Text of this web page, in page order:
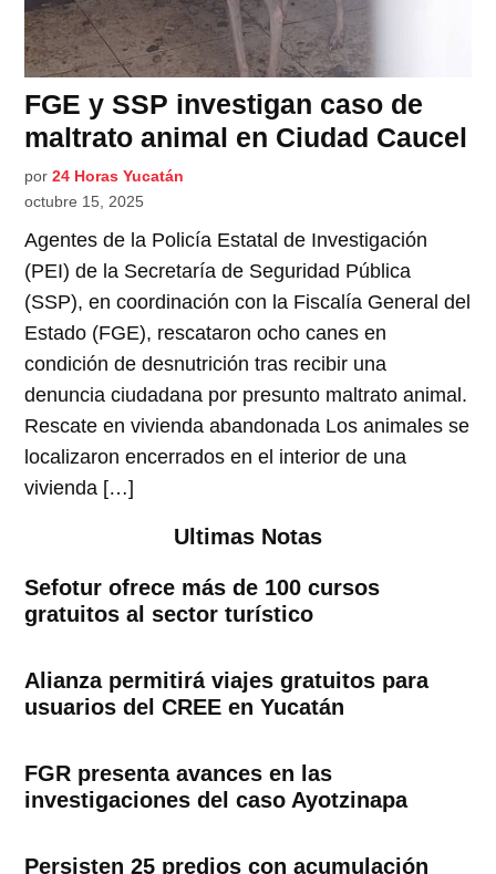
FGE y SSP investigan caso de
maltrato animal en Ciudad Caucel
por 24 Horas Yucatán
octubre 15, 2025
Agentes de la Policía Estatal de Investigación
(PEI) de la Secretaría de Seguridad Pública
(SSP), en coordinación con la Fiscalía General del
Estado (FGE), rescataron ocho canes en
condición de desnutrición tras recibir una
denuncia ciudadana por presunto maltrato animal.
Rescate en vivienda abandonada Los animales se
localizaron encerrados en el interior de una
vivienda […]
Ultimas Notas
Sefotur ofrece más de 100 cursos
gratuitos al sector turístico
Alianza permitirá viajes gratuitos para
usuarios del CREE en Yucatán
FGR presenta avances en las
investigaciones del caso Ayotzinapa
Persisten 25 predios con acumulación